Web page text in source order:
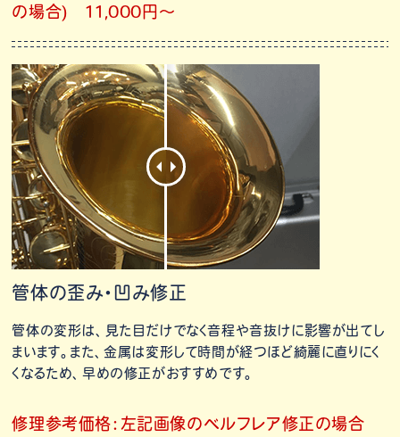
の場合) 11,000円～
管体の歪み・凹み修正
管体の変形は、見た目だけでなく音程や音抜けに影響が出てし
まいます。また、金属は変形して時間が経つほど綺麗に直りにく
くなるため、早めの修正がおすすめです。
修理参考価格：左記画像のベルフレア修正の場合